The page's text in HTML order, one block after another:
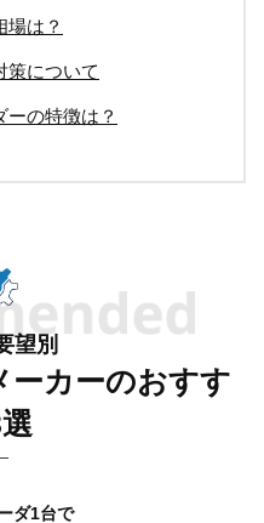
場は？
策について
ーの特徴は？
望別
ーカーのおすす
ダ1台で